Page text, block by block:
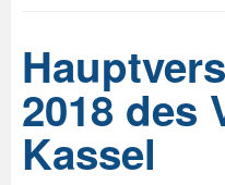
Relais
Downloads
Spenden
2018 des
Kassel